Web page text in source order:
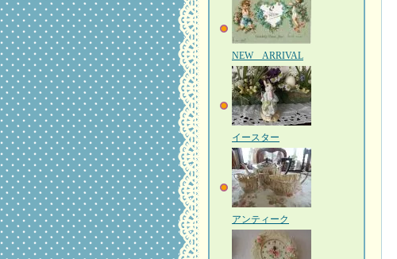
NEW ARRIVAL
イースター
アンティーク